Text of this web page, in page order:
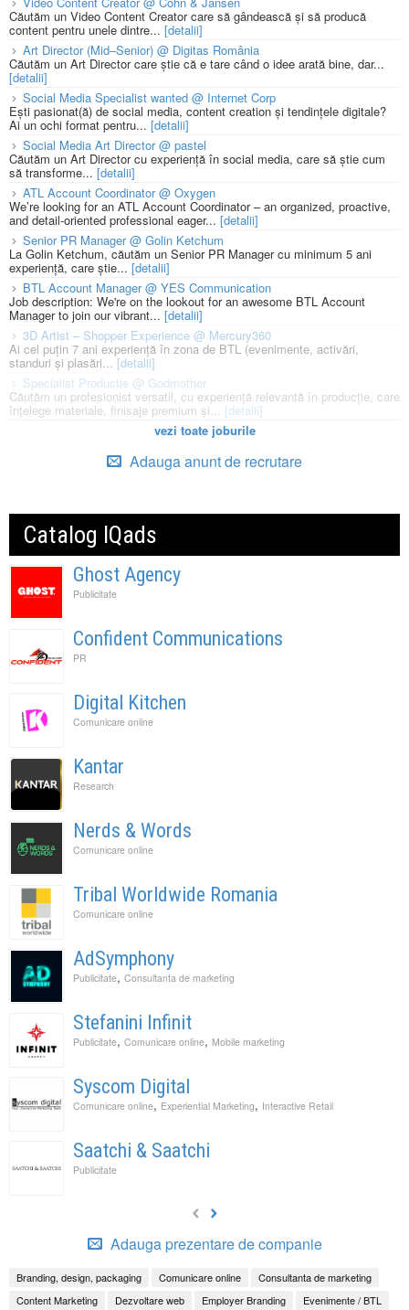
Căutăm un Video Content Creator care să gândească și să producă
content pentru unele dintre... [detalii]
Art Director (Mid–Senior) @ Digitas România
Căutăm un Art Director care știe că e tare când o idee arată bine, dar...
[detalii]
Social Media Specialist wanted @ Internet Corp
Ești pasionat(ă) de social media, content creation și tendințele digitale?
Ai un ochi format pentru... [detalii]
Social Media Art Director @ pastel
Căutăm un Art Director cu experiență în social media, care să știe cum
să transforme... [detalii]
ATL Account Coordinator @ Oxygen
We’re looking for an ATL Account Coordinator – an organized, proactive,
and detail-oriented professional eager... [detalii]
Senior PR Manager @ Golin Ketchum
La Golin Ketchum, căutăm un Senior PR Manager cu minimum 5 ani
experiență, care știe... [detalii]
BTL Account Manager @ YES Communication
Job description: We're on the lookout for an awesome BTL Account
Manager to join our vibrant... [detalii]
3D Artist – Shopper Experience @ Mercury360
Ai cel puțin 7 ani experiență în zona de BTL (evenimente, activări,
standuri și plasări... [detalii]
Specialist Productie @ Godmother
Căutăm un profesionist versatil, cu experiență relevantă în producție, care
înțelege materiale, finisaje premium și... [detalii]
vezi toate joburile
Adauga anunt de recrutare
Catalog IQads
Ghost Agency
Publicitate
Confident Communications
PR
Digital Kitchen
Comunicare online
Kantar
Research
Nerds & Words
Comunicare online
Tribal Worldwide Romania
Comunicare online
AdSymphony
Publicitate, Consultanta de marketing
Stefanini Infinit
Publicitate, Comunicare online, Mobile marketing
Syscom Digital
Comunicare online, Experiential Marketing, Interactive Retail
Saatchi & Saatchi
Publicitate
Adauga prezentare de companie
Branding, design, packaging Comunicare online
Consultanta de marketing
Content Marketing
Dezvoltare web Employer Branding Evenimente / BTL